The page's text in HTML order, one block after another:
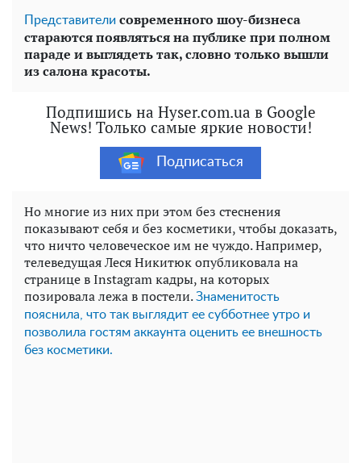
Представители современного шоу-бизнеса
стараются появляться на публике при полном
параде и выглядеть так, словно только вышли
из салона красоты.
Подпишись на Hyser.com.ua в Google
News! Только самые яркие новости!
Подписаться
Но многие из них при этом без стеснения
показывают себя и без косметики, чтобы доказать,
что ничто человеческое им не чуждо. Например,
телеведущая Леся Никитюк опубликовала на
странице в Instagram кадры, на которых
позировала лежа в постели.Знаменитость
пояснила, что так выглядит ее субботнее утро и
позволила гостям аккаунта оценить ее внешность
без косметики.